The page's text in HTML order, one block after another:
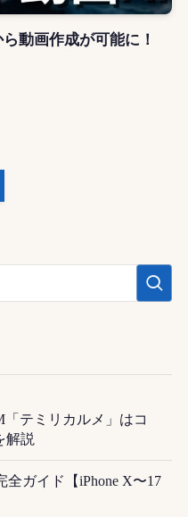
動画作成が可能に！
「テミリカルメ」はコ
解説
全ガイド【iPhone X〜17